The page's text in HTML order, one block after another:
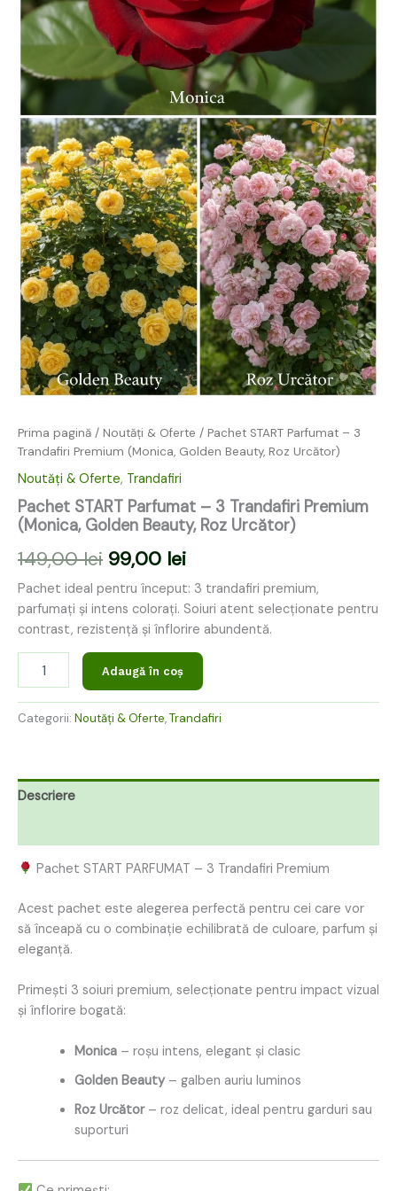
Prima pagină / Noutăți & Oferte / Pachet START Parfumat – 3
Trandafiri Premium (Monica, Golden Beauty, Roz Urcător)
Noutăți & Oferte, Trandafiri
Pachet START Parfumat – 3 Trandafiri Premium
(Monica, Golden Beauty, Roz Urcător)
149,00lei 99,00 lei
Pachet ideal pentru început: 3 trandafiri premium,
parfumați și intens colorați. Soiuri atent selecționate pentru
contrast, rezistență și înflorire abundentă.
Adaugă în coș
Categorii: Noutăți & Oferte,Trandafiri
Descriere
Pachet START PARFUMAT – 3 Trandafiri Premium
Acest pachet este alegerea perfectă pentru cei care vor
să înceapă cu o combinație echilibrată de culoare, parfum și
eleganță.
Primești 3 soiuri premium, selecționate pentru impact vizual
și înflorire bogată:
Monica– roșu intens, elegant și clasic
Golden Beauty– galben auriu luminos
Roz Urcător– roz delicat, ideal pentru garduri sau
suporturi